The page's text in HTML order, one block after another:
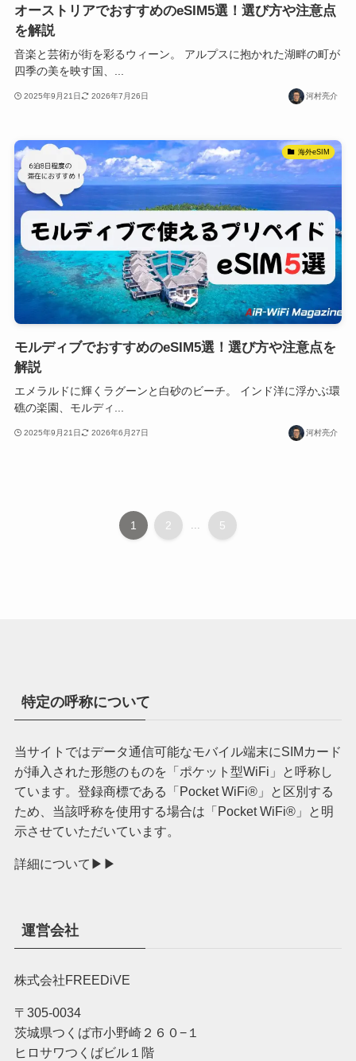
オーストリアでおすすめのeSIM5選！選び方や注意点
を解説
音楽と芸術が街を彩るウィーン。 アルプスに抱かれた湖畔の町が
四季の美を映す国、...
2025年9月21日 2026年7月26日 河村亮介
海外eSIM
モルディブでおすすめのeSIM5選！選び方や注意点を
解説
エメラルドに輝くラグーンと白砂のビーチ。 インド洋に浮かぶ環
礁の楽園、モルディ...
2025年9月21日 2026年6月27日 河村亮介
1 2 5
特定の呼称について
当サイトではデータ通信可能なモバイル端末にSIMカード
が挿入された形態のものを「ポケット型WiFi」と呼称し
ています。登録商標である「Pocket WiFi®︎」と区別する
ため、当該呼称を使用する場合は「Pocket WiFi®︎」と明
示させていただいています。
詳細について▶︎▶︎
運営会社
株式会社FREEDiVE
〒305-0034
茨城県つくば市小野崎２６０−１
ヒロサワつくばビル１階